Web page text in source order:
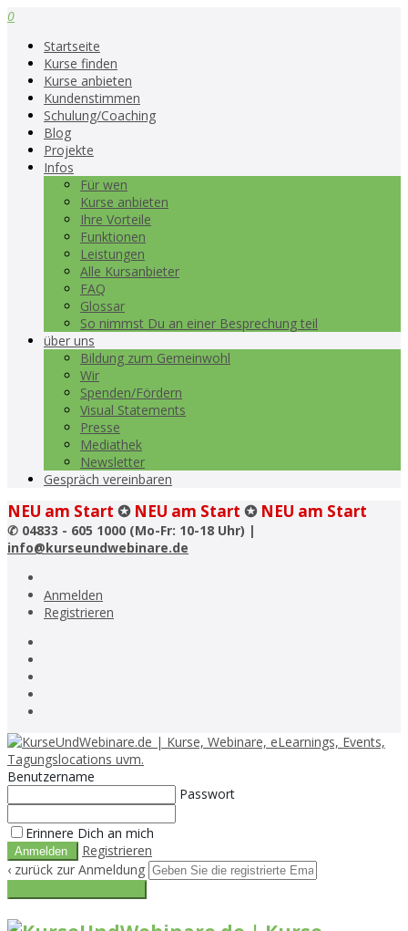
0
Startseite
Kurse finden
Kurse anbieten
Kundenstimmen
Schulung/Coaching
Blog
Projekte
Infos
Für wen
Kurse anbieten
Ihre Vorteile
Funktionen
Leistungen
Alle Kursanbieter
FAQ
Glossar
So nimmst Du an einer Besprechung teil
über uns
Bildung zum Gemeinwohl
Wir
Spenden/Fördern
Visual Statements
Presse
Mediathek
Newsletter
Gespräch vereinbaren
NEU am Start ✪ NEU am Start ✪ NEU am Start
✆ 04833 - 605 1000 (Mo-Fr: 10-18 Uhr) |
info@kurseundwebinare.de
Anmelden
Registrieren
Benutzername
Passwort
Erinnere Dich an mich
Registrieren
‹ zurück zur Anmeldung